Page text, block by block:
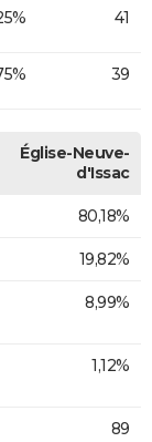
41
39
Église-Neuve-
d'Issac
80,18%
19,82%
8,99%
1,12%
89